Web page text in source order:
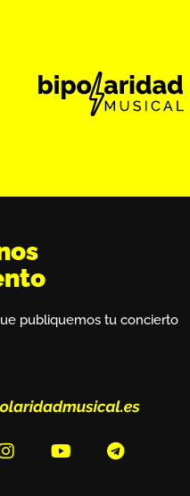
publiquemos tu concierto